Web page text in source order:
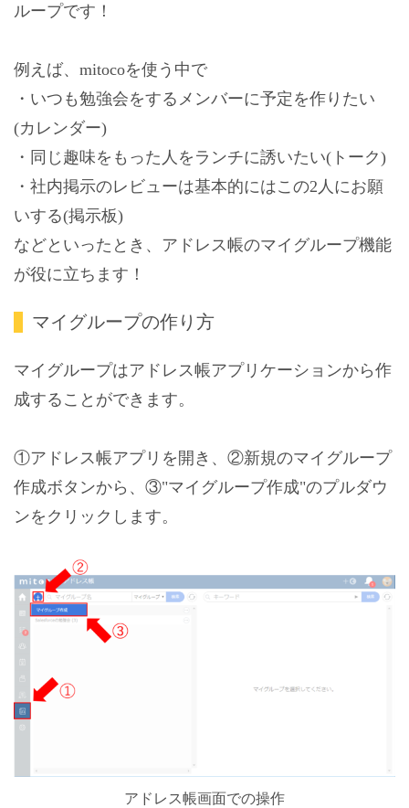
ループです！
例えば、mitocoを使う中で
・いつも勉強会をするメンバーに予定を作りたい
(カレンダー)
・同じ趣味をもった人をランチに誘いたい(トーク)
・社内掲示のレビューは基本的にはこの2人にお願
いする(掲示板)
などといったとき、アドレス帳のマイグループ機能
が役に立ちます！
マイグループの作り方
マイグループはアドレス帳アプリケーションから作
成することができます。
①アドレス帳アプリを開き、②新規のマイグループ
作成ボタンから、③"マイグループ作成"のプルダウ
ンをクリックします。
アドレス帳画面での操作